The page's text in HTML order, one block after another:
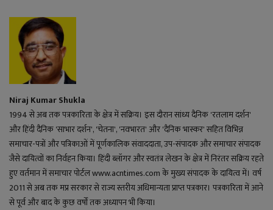
Niraj Kumar Shukla
1994 से अब तक पत्रकारिता के क्षेत्र में सक्रिय। इस दौरान सांध्य दैनिक 'रतलाम दर्शन'
और हिंदी दैनिक 'साभार दर्शन', 'चेतना', 'नवभारत' और 'दैनिक भास्कर' सहित विभिन्न
समाचार-पत्रों और पत्रिकाओं में पूर्णकालिक संवाददाता, उप-संपादक और समाचार संपादक
जैसे दायित्वों का निर्वहन किया। हिंदी ब्लॉगर और स्वतंत्र लेखन के क्षेत्र में निरंतर सक्रिय रहते
हुए वर्तमान में समाचार पोर्टल www.acntimes.com के मुख्य संपादक के दायित्व में। वर्ष
2011 से अब तक मप्र सरकार से राज्य स्तरीय अधिमान्यता प्राप्त पत्रकार। पत्रकारिता में आने
से पूर्व और बाद के कुछ वर्षों तक अध्यापन भी किया।